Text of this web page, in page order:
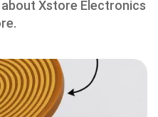
Xstore Electronics